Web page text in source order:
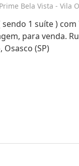
Bela Vista - Vila
1 suíte ) com
para venda.
Osasco (SP)